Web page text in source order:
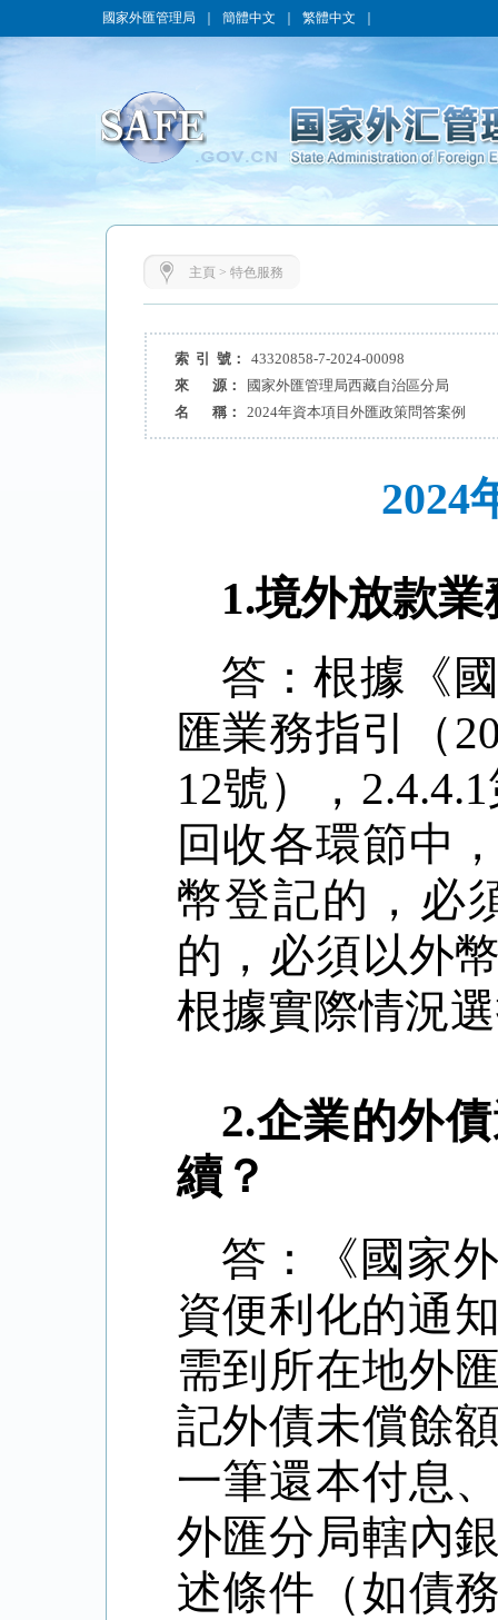
國家外匯管理局 簡體中文 繁體中文
主頁 > 特色服務
索 引 號：
43320858-7-2024-00098
來 源：
國家外匯管理局西藏自治區分局
名 稱：
2024年資本項目外匯政策問答案例
2024
1.境外放款
答：根據《
匯業務指引（
12號）， 2.4.4.1
回收各環節中
幣登記的，必
的，必須以外
根據實際情況
2.企業的外
續？
答：《國家
資便利化的通
需到所在地外
記外債未償餘
一筆還本付息
外匯分局轄內
述條件（如債